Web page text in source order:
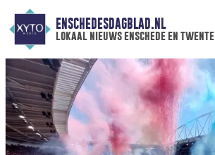
ENSCHEDESDAGBLAD.NL
lokaal nieuws enschede en twente